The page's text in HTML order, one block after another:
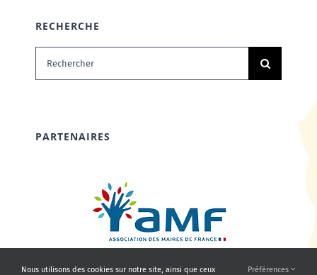
RECHERCHE
Rechercher:
PARTENAIRES
Nous utilisons des cookies sur notre site, ainsi que ceux Préférences